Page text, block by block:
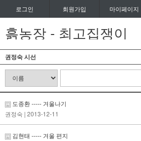
로그인 회원가입 마이페이지
흙농장 - 최고집쟁이
권정숙 시선
도종환 ----- 겨울나기
권정숙 | 2013-12-11
김현태 ----- 겨울 편지